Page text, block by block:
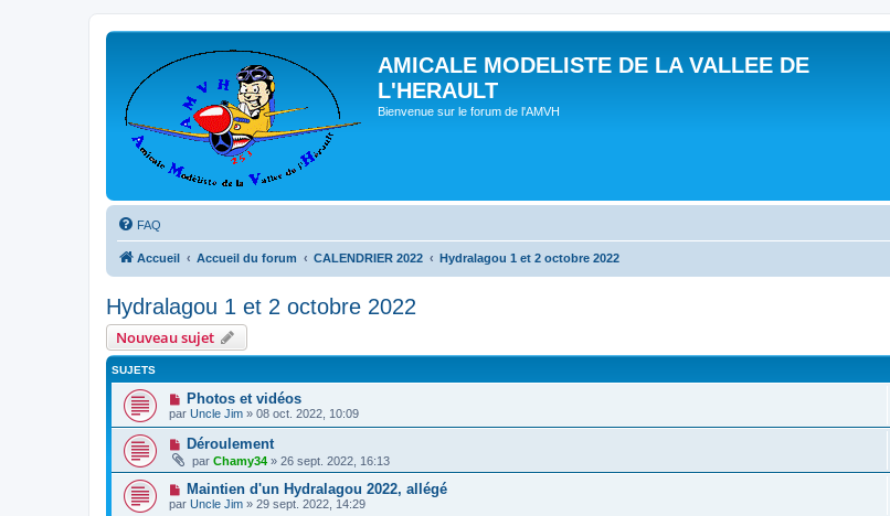
AMICALE MODELISTE DE LA VALLEE DE
L'HERAULT
Bienvenue sur le forum de l'AMVH
FAQ
Accueil Accueil du forum CALENDRIER 2022 Hydralagou 1 et 2 octobre 2022
Hydralagou 1 et 2 octobre 2022
Nouveau sujet
SUJETS
Photos et vidéos
par Uncle Jim » 08 oct. 2022, 10:09
Déroulement
par Chamy34 » 26 sept. 2022, 16:13
Maintien d'un Hydralagou 2022, allégé
par Uncle Jim » 29 sept. 2022, 14:29